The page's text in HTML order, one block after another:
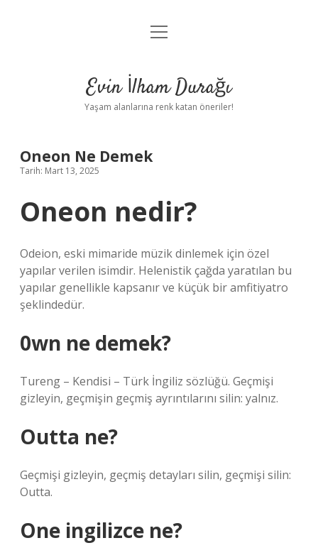
Anasayfa
Yasal Uyarı
menüyü
Evin İlham Durağı
Yaşam alanlarına renk katan öneriler!
Oneon Ne Demek
Tarih: Mart 13, 2025
Oneon nedir?
Odeion, eski mimaride müzik dinlemek için özel
yapılar verilen isimdir. Helenistik çağda yaratılan bu
yapılar genellikle kapsanır ve küçük bir amfitiyatro
şeklindedür.
0wn ne demek?
Tureng – Kendisi – Türk İngiliz sözlüğü. Geçmişi
gizleyin, geçmişin geçmiş ayrıntılarını silin: yalnız.
Outta ne?
Geçmişi gizleyin, geçmiş detayları silin, geçmişi silin:
Outta.
One ingilizce ne?